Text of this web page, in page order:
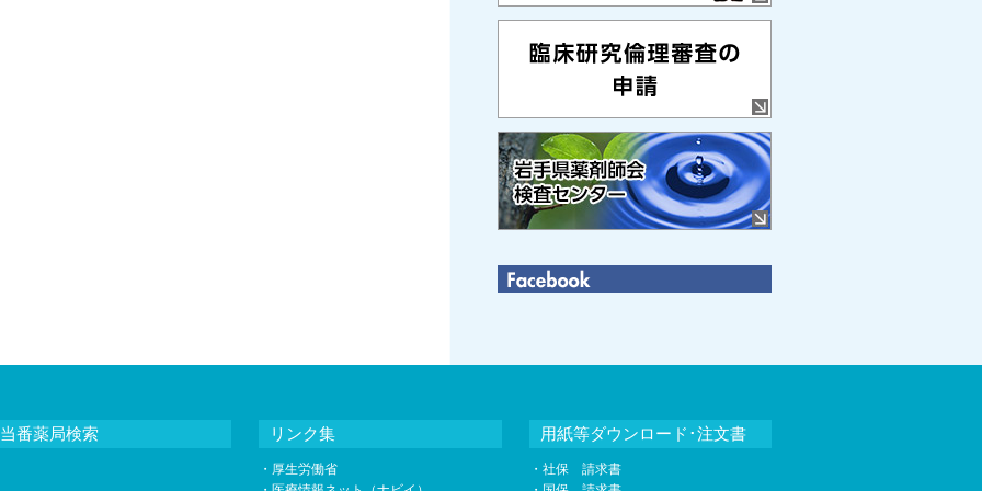
当番薬局検索 リンク集
・ 厚生労働省
用紙等ダウンロード･注文書
・社保 請求書